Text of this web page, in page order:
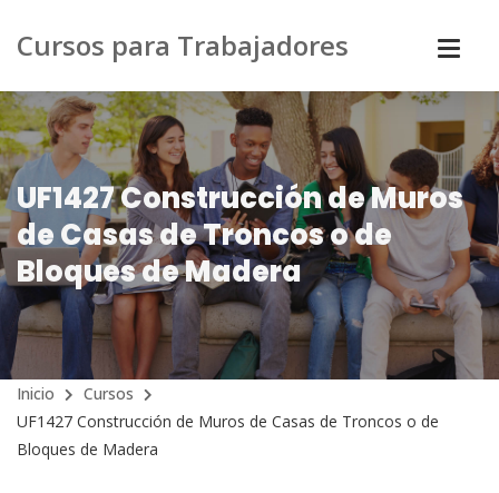
Cursos para Trabajadores
UF1427 Construcción de Muros
de Casas de Troncos o de
Bloques de Madera
Inicio
Cursos
UF1427 Construcción de Muros de Casas de Troncos o de
Bloques de Madera